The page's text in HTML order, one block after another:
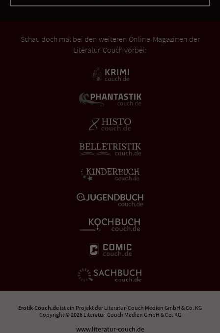
Schau doch mal bei den weiteren Online-Magazinen der
Literatur-Couch vorbei:
Erotik-Couch.de ist ein Projekt der Literatur-Couch Medien GmbH & Co. KG
Copyright © 2026 Literatur-Couch Medien GmbH & Co. KG
www.literatur-couch.de